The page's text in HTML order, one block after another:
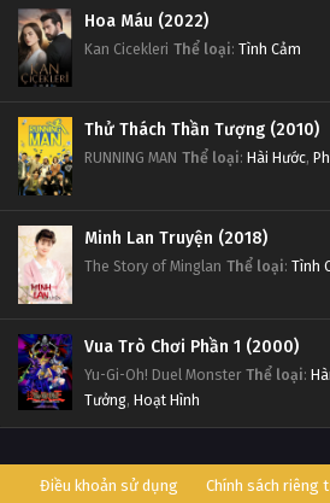
Hoa Máu (2022)
Kan Cicekleri Thể loại: Tình Cảm
Thử Thách Thần Tượng (2010)
RUNNING MAN Thể loại: Hài Hước,
Minh Lan Truyện (2018)
The Story of Minglan Thể loại: Tình
Vua Trò Chơi Phần 1 (2000)
Yu-Gi-Oh! Duel Monster Thể loại:
Tưởng, Hoạt Hình
Điều khoản sử dụng Chính sách riêng